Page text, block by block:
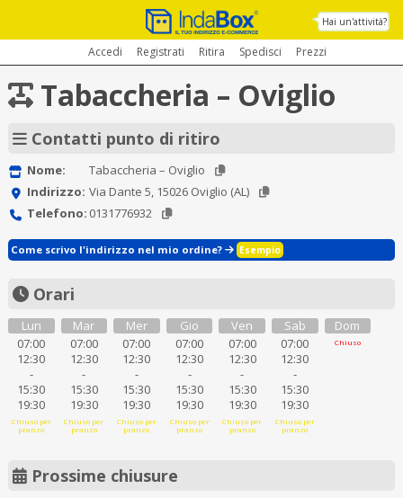
Hai un'attività?
Accedi Registrati Ritira Spedisci Prezzi
Tabaccheria – Oviglio
Contatti punto di ritiro
Nome:
Tabaccheria – Oviglio
Indirizzo: Via Dante 5, 15026 Oviglio (AL)
Telefono: 0131776932
Come scrivo l'indirizzo nel mio ordine? Esempio
Orari
Lun
07:00
12:30
-
15:30
19:30
Chiuso per
pranzo
Mar
07:00
12:30
-
15:30
19:30
Chiuso per
pranzo
Mer
07:00
12:30
-
15:30
19:30
Chiuso per
pranzo
Gio
07:00
12:30
-
15:30
19:30
Chiuso per
pranzo
Ven
07:00
12:30
-
15:30
19:30
Chiuso per
pranzo
Sab
07:00
12:30
-
15:30
19:30
Chiuso per
pranzo
Dom
Chiuso
Prossime chiusure